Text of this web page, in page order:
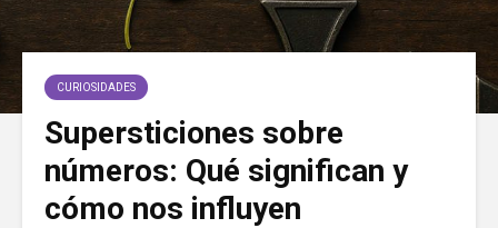
CURIOSIDADES
Supersticiones sobre
números: Qué significan y
cómo nos influyen